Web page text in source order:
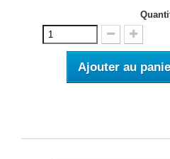
Ajouter au